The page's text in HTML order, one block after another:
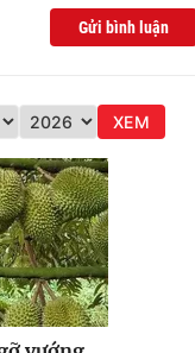
Gửi bình luận
XEM